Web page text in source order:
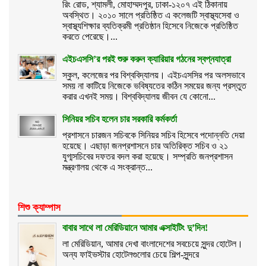
রিং রোড, শ্যামলী, মোহাম্মদপুর, ঢাকা-১২০৭ এই ঠিকানায়
অবস্থিত। ২০১০ সালে প্রতিষ্ঠিত এ কলেজটি স্বাস্থ্যসেবা ও
স্বাস্থ্যশিক্ষার ব্যতিক্রমী প্রতিষ্ঠান হিসেবে নিজেকে প্রতিষ্ঠিত
করতে পেরেছে।...
এইচএসসি’র পরই শুরু করুন ক্যারিয়ার গঠনের স্বপ্নযাত্রা
স্কুল, কলেজের পর বিশ্ববিদ্যালয়। এইচএসসির পর অলসভাবে
সময় না কাটিয়ে নিজেকে ভবিষ্যতের কঠিন সময়ের জন্য প্রস্তুত
করার এখনই সময়। বিশ্ববিদ্যালয় জীবন যে কোনো...
সিনিয়র সচিব হলেন চার সরকারি কর্মকর্তা
প্রশাসনে চারজন সচিবকে সিনিয়র সচিব হিসেবে পদোন্নতি দেয়া
হয়েছে। এছাড়া জনপ্রশাসনে চার অতিরিক্ত সচিব ও ২১
যুগ্মসচিবের দফতর বদল করা হয়েছে। সম্প্রতি জনপ্রশাসন
মন্ত্রণালয় থেকে এ সংক্রান্ত...
শিশু ক্যাম্পাস
বাবার সাথে লা মেরিডিয়ানে আমার এক্সাইটিং দু’দিন!
লা মেরিডিয়ান, আমার দেখা বাংলাদেশের সবচেয়ে সুন্দর হোটেল।
অন্য ফাইভস্টার হোটেলগুলোর চেয়ে শিল্প-সুন্দরে